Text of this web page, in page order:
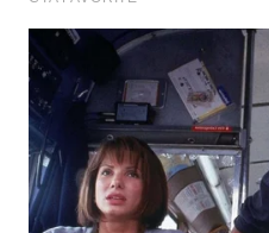
WN
TEBING
TINGGI
WN
PAKPAK